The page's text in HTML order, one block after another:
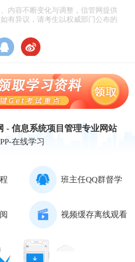
内容不断变化与调整，信管网提供
有异议，请考生以权威部门公布的
- 信息系统项目管理专业网站
在线学习
班主任QQ群督学
视频缓存离线观看